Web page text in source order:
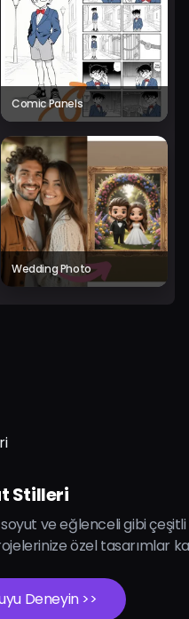
Comic Panels
Wedding Photo
Stilleri
ve eğlenceli gibi
özel tasarımlar
Deneyin >>